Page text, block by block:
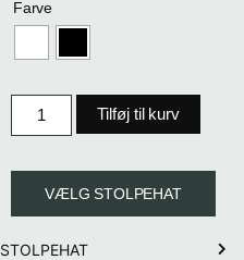
Farve
Tilføj til kurv
VÆLG STOLPEHAT
STOLPEHAT